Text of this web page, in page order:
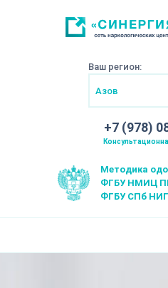
Ваш регион:
Азов
+7 (978)
Методика
ФГБУ НМИЦ
ФГБУ СПб